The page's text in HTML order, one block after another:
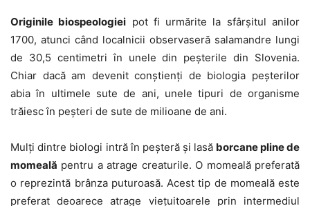
Originile biospeologiei pot fi urmărite la sfârșitul anilor
1700, atunci când localnicii observaseră salamandre lungi
de 30,5 centimetri în unele din peșterile din Slovenia.
Chiar dacă am devenit conștienți de biologia peșterilor
abia în ultimele sute de ani, unele tipuri de organisme
trăiesc în peșteri de sute de milioane de ani.
Mulți dintre biologi intră în peșteră și lasă borcane pline de
momeală pentru a atrage creaturile. O momeală preferată
o reprezintă brânza puturoasă. Acest tip de momeală este
preferat deoarece atrage viețuitoarele prin intermediul